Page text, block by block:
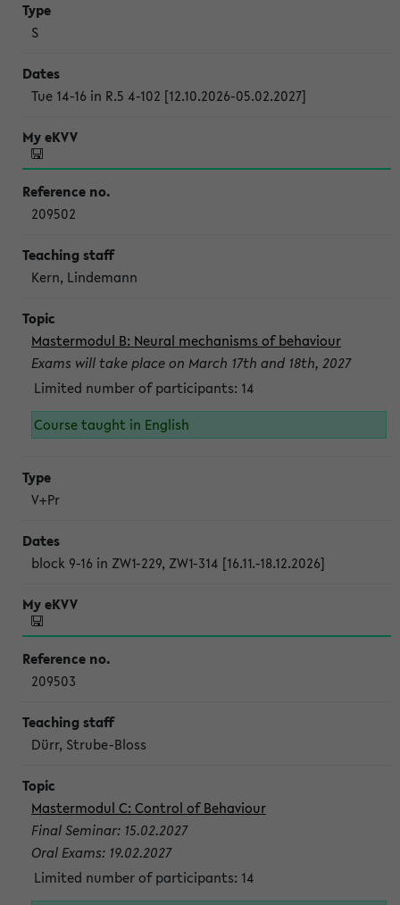
S
Tue 14-16 in R.5 4-102 [12.10.2026-05.02.2027]
209502
Kern, Lindemann
Mastermodul B: Neural mechanisms of behaviour
Exams will take place on March 17th and 18th, 2027
Limited number of participants: 14
Course taught in English
V+Pr
block 9-16 in ZW1-229, ZW1-314 [16.11.-18.12.2026]
209503
Dürr, Strube-Bloss
Mastermodul C: Control of Behaviour
Final Seminar: 15.02.2027
Oral Exams: 19.02.2027
Limited number of participants: 14